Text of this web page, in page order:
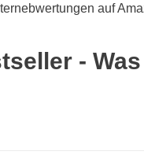
auf
-